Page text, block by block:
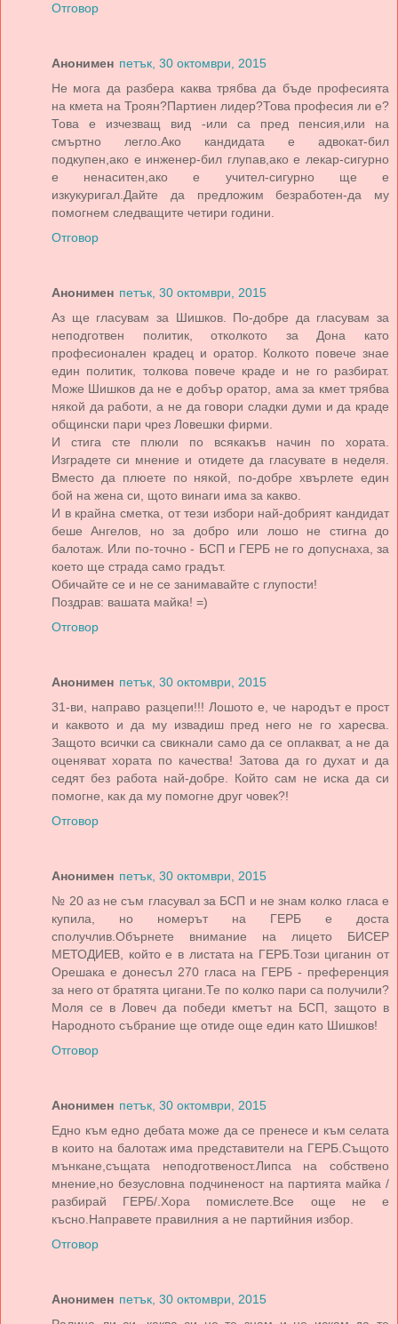
Отговор
Анонимен петък, 30 октомври, 2015
Не мога да разбера каква трябва да бъде професията
на кмета на Троян?Партиен лидер?Това професия ли е?
Това е изчезващ вид -или са пред пенсия,или на
смъртно легло.Ако кандидата е адвокат-бил
подкупен,ако е инженер-бил глупав,ако е лекар-сигурно
е ненаситен,ако е учител-сигурно ще е
изкукуригал.Дайте да предложим безработен-да му
помогнем следващите четири години.
Отговор
Анонимен петък, 30 октомври, 2015
Аз ще гласувам за Шишков. По-добре да гласувам за
неподготвен политик, отколкото за Дона като
професионален крадец и оратор. Колкото повече знае
един политик, толкова повече краде и не го разбират.
Може Шишков да не е добър оратор, ама за кмет трябва
някой да работи, а не да говори сладки думи и да краде
общински пари чрез Ловешки фирми.
И стига сте плюли по всякакъв начин по хората.
Изградете си мнение и отидете да гласувате в неделя.
Вместо да плюете по някой, по-добре хвърлете един
бой на жена си, щото винаги има за какво.
И в крайна сметка, от тези избори най-добрият кандидат
беше Ангелов, но за добро или лошо не стигна до
балотаж. Или по-точно - БСП и ГЕРБ не го допуснаха, за
което ще страда само градът.
Обичайте се и не се занимавайте с глупости!
Поздрав: вашата майка! =)
Отговор
Анонимен петък, 30 октомври, 2015
31-ви, направо разцепи!!! Лошото е, че народът е прост
и каквото и да му извадиш пред него не го харесва.
Защото всички са свикнали само да се оплакват, а не да
оценяват хората по качества! Затова да го духат и да
седят без работа най-добре. Който сам не иска да си
помогне, как да му помогне друг човек?!
Отговор
Анонимен петък, 30 октомври, 2015
№ 20 аз не съм гласувал за БСП и не знам колко гласа е
купила, но номерът на ГЕРБ е доста
сполучлив.Обърнете внимание на лицето БИСЕР
МЕТОДИЕВ, който е в листата на ГЕРБ.Този циганин от
Орешака е донесъл 270 гласа на ГЕРБ - преференция
за него от братята цигани.Те по колко пари са получили?
Моля се в Ловеч да победи кметът на БСП, защото в
Народното събрание ще отиде още един като Шишков!
Отговор
Анонимен петък, 30 октомври, 2015
Едно към едно дебата може да се пренесе и към селата
в които на балотаж има представители на ГЕРБ.Същото
мънкане,същата неподготвеност.Липса на собствено
мнение,но безусловна подчиненост на партията майка /
разбирай ГЕРБ/.Хора помислете.Все още не е
късно.Направете правилния а не партийния избор.
Отговор
Анонимен петък, 30 октомври, 2015